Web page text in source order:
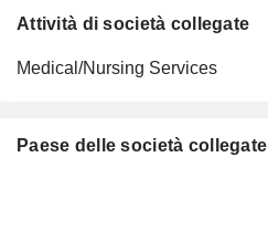
Attività di società collegate
Medical/Nursing Services
Paese delle società collegate